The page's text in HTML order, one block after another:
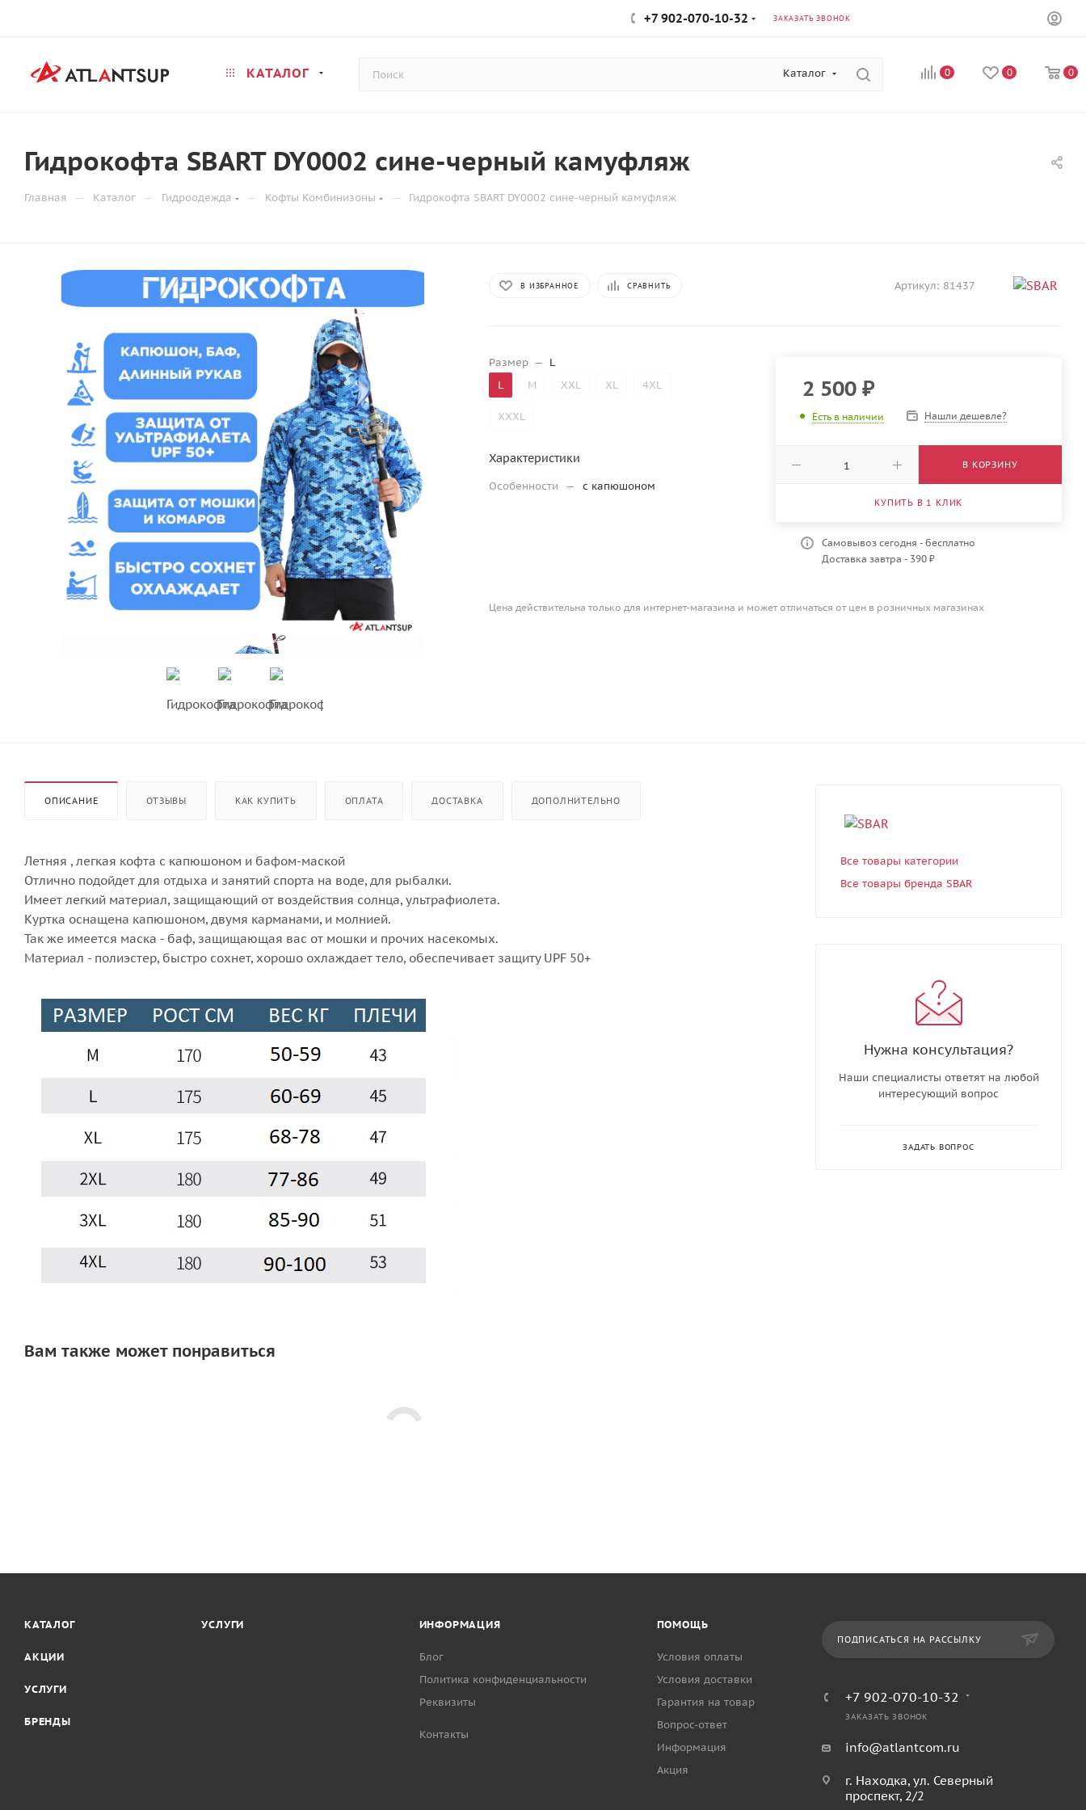
+7 902-070-10-32 ЗАКАЗАТЬ ЗВОНОК
КАТАЛОГ Каталог 0 0 0
Гидрокофта SBART DY0002 сине-черный камуфляж
Главная — Каталог — Гидроодежда — Кофты Комбинизоны — Гидрокофта SBART DY0002 сине-черный камуфляж
В ИЗБРАННОЕ СРАВНИТЬ Артикул: 81437
Размер — L
L
M XXL XL 4XL
XXXL
Характеристики
Особенности — с капюшоном
2 500₽
Есть в наличии Нашли дешевле?
В КОРЗИНУ
КУПИТЬ В 1 КЛИК
Самовывоз сегодня - бесплатно
Доставка завтра - 390 ₽
Цена действительна только для интернет-магазина и может отличаться от цен в розничных магазинах
ОПИСАНИЕ ОТЗЫВЫ КАК КУПИТЬ ОПЛАТА ДОСТАВКА ДОПОЛНИТЕЛЬНО
Летняя , легкая кофта с капюшоном и бафом-маской
Отлично подойдет для отдыха и занятий спорта на воде, для рыбалки.
Имеет легкий материал, защищающий от воздействия солнца, ультрафиолета.
Куртка оснащена капюшоном, двумя карманами, и молнией.
Так же имеется маска - баф, защищающая вас от мошки и прочих насекомых.
Материал - полиэстер, быстро сохнет, хорошо охлаждает тело, обеспечивает защиту UPF 50+
Вам также может понравиться
Все товары категории
Все товары бренда SBAR
Нужна консультация?
Наши специалисты ответят на любой
интересующий вопрос
ЗАДАТЬ ВОПРОС
КАТАЛОГ
АКЦИИ
УСЛУГИ
БРЕНДЫ
УСЛУГИ ИНФОРМАЦИЯ
Блог
Политика конфиденциальности
Реквизиты
Контакты
ПОМОЩЬ
Условия оплаты
Условия доставки
Гарантия на товар
Вопрос-ответ
Информация
Акция
ПОДПИСАТЬСЯ НА РАССЫЛКУ
+7 902-070-10-32
ЗАКАЗАТЬ ЗВОНОК
info@atlantcom.ru
г. Находка, ул. Северный
проспект, 2/2